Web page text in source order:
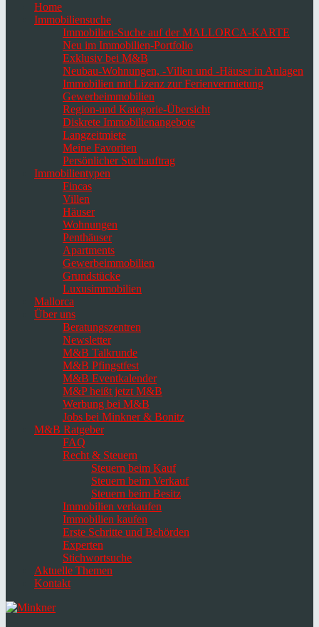
Home
Immobiliensuche
Immobilien-Suche auf der MALLORCA-KARTE
Neu im Immobilien-Portfolio
Exklusiv bei M&B
Neubau-Wohnungen, -Villen und -Häuser in Anlagen
Immobilien mit Lizenz zur Ferienvermietung
Gewerbeimmobilien
Region-und Kategorie-Übersicht
Diskrete Immobilienangebote
Langzeitmiete
Meine Favoriten
Persönlicher Suchauftrag
Immobilientypen
Fincas
Villen
Häuser
Wohnungen
Penthäuser
Apartments
Gewerbeimmobilien
Grundstücke
Luxusimmobilien
Mallorca
Über uns
Beratungszentren
Newsletter
M&B Talkrunde
M&B Pfingstfest
M&B Eventkalender
M&P heißt jetzt M&B
Werbung bei M&B
Jobs bei Minkner & Bonitz
M&B Ratgeber
FAQ
Recht & Steuern
Steuern beim Kauf
Steuern beim Verkauf
Steuern beim Besitz
Immobilien verkaufen
Immobilien kaufen
Erste Schritte und Behörden
Experten
Stichwortsuche
Aktuelle Themen
Kontakt